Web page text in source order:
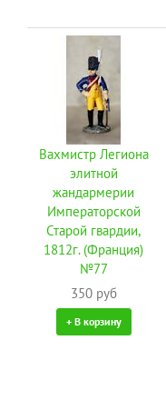
Вахмистр Легиона
элитной
жандармерии
Императорской
Старой гвардии,
1812г. (Франция)
№77
350 руб
+ В корзину